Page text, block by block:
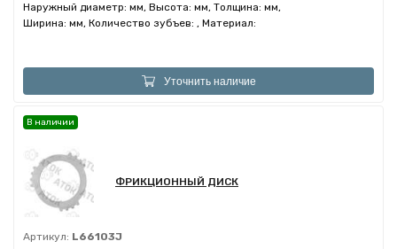
Наружный диаметр: мм, Высота: мм, Толщина: мм,
Ширина: мм, Количество зубъев: , Материал:
Уточнить наличие
ФРИКЦИОННЫЙ ДИСК
Артикул: L66103J
В наличии